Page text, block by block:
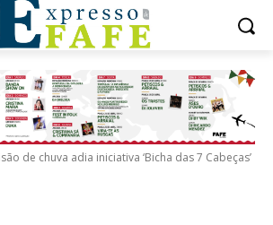
de chuva adia iniciativa ‘Bicha das 7 Cabeças’